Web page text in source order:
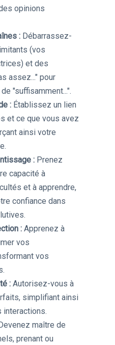
opinions
:Débarrassez-
(vos
et des
assez..." pour
"suffisamment...".
:Établissez un lien
et ce que vous avez
ainsi votre
:Prenez
capacité à
et à apprendre,
confiance dans
:Apprenez à
vos
vos
:Autorisez-vous à
simplifiant ainsi
interactions.
maître de
prenant ou